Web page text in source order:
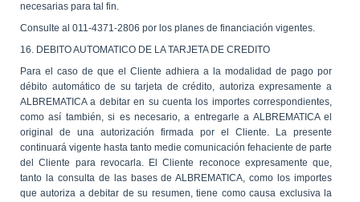
necesarias para tal fin.
Consulte al 011-4371-2806 por los planes de financiación vigentes.
16. DEBITO AUTOMATICO DE LA TARJETA DE CREDITO
Para el caso de que el Cliente adhiera a la modalidad de pago por
débito automático de su tarjeta de crédito, autoriza expresamente a
ALBREMATICA a debitar en su cuenta los importes correspondientes,
como así también, si es necesario, a entregarle a ALBREMATICA el
original de una autorización firmada por el Cliente. La presente
continuará vigente hasta tanto medie comunicación fehaciente de parte
del Cliente para revocarla. El Cliente reconoce expresamente que,
tanto la consulta de las bases de ALBREMATICA, como los importes
que autoriza a debitar de su resumen, tiene como causa exclusiva la